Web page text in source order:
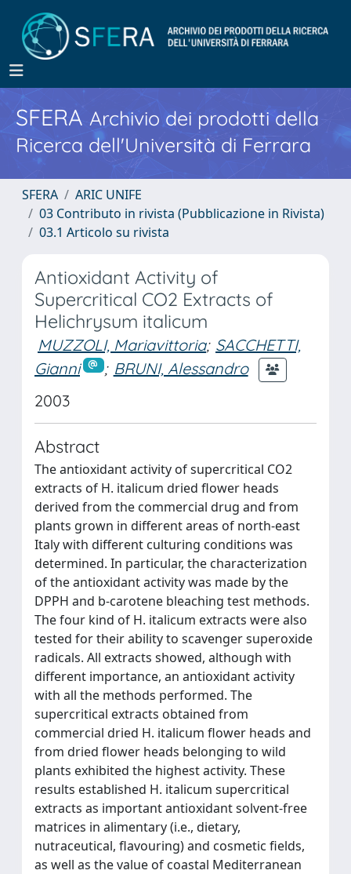
SFERA Archivio dei prodotti della
Ricerca dell'Università di Ferrara
SFERA
ARIC UNIFE
03 Contributo in rivista (Pubblicazione in Rivista)
03.1 Articolo su rivista
Antioxidant Activity of
Supercritical CO2 Extracts of
Helichrysum italicum
MUZZOLI, Mariavittoria; SACCHETTI,
Gianni
; BRUNI, Alessandro
2003
Abstract
The antioxidant activity of supercritical CO2
extracts of H. italicum dried flower heads
derived from the commercial drug and from
plants grown in different areas of north-east
Italy with different culturing conditions was
determined. In particular, the characterization
of the antioxidant activity was made by the
DPPH and b-carotene bleaching test methods.
The four kind of H. italicum extracts were also
tested for their ability to scavenger superoxide
radicals. All extracts showed, although with
different importance, an antioxidant activity
with all the methods performed. The
supercritical extracts obtained from
commercial dried H. italicum flower heads and
from dried flower heads belonging to wild
plants exhibited the highest activity. These
results established H. italicum supercritical
extracts as important antioxidant solvent-free
matrices in alimentary (i.e., dietary,
nutraceutical, flavouring) and cosmetic fields,
as well as the value of coastal Mediterranean